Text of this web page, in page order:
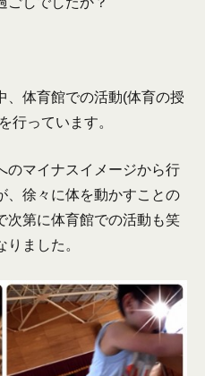
、体育館での活動(体育の授
行っています。
のマイナスイメージから行
、徐々に体を動かすことの
次第に体育館での活動も笑
ました。